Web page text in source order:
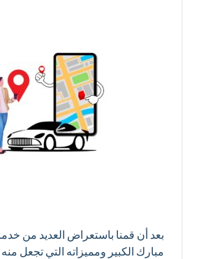
بعد أن قمنا باستعراض العديد من
مبارك الكبير ومميزاته التي تجعل منه